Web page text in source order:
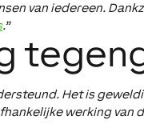
van iedereen.
.”
Het is
werking van